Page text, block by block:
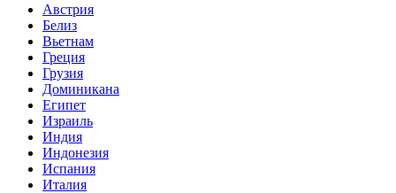
Австрия
Белиз
Вьетнам
Греция
Грузия
Доминикана
Египет
Израиль
Индия
Индонезия
Испания
Италия